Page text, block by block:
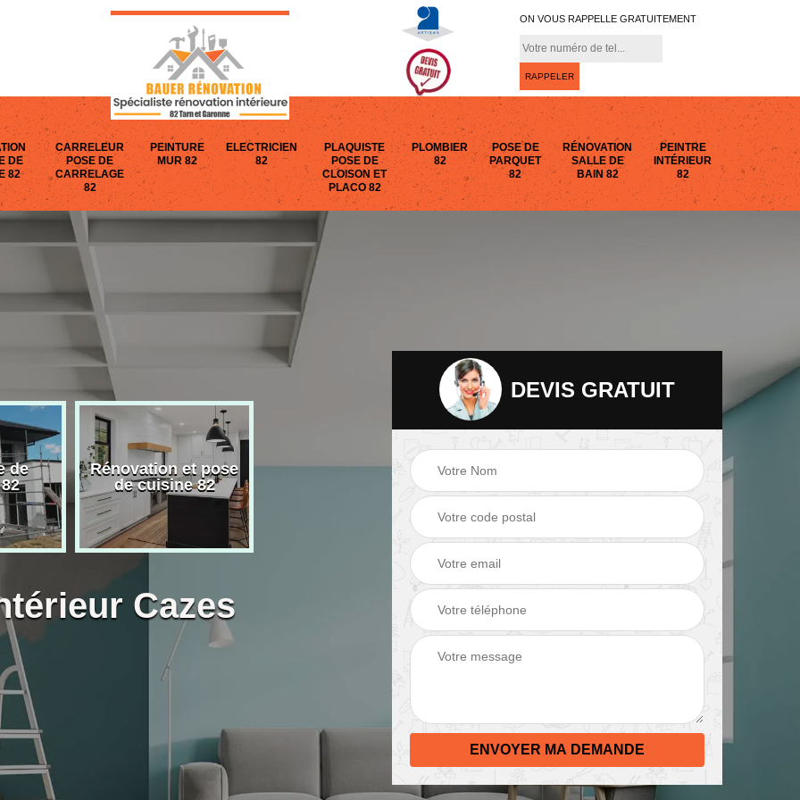
ON VOUS RAPPELLE GRATUITEMENT
DE
82
CARRELEUR
POSE DE
CARRELAGE
82
PEINTURE
MUR 82
ELECTRICIEN
82
PLAQUISTE
POSE DE
CLOISON ET
PLACO 82
PLOMBIER
82
POSE DE
PARQUET
82
RÉNOVATION
SALLE DE
BAIN 82
PEINTRE
INTÉRIEUR
82
de
Rénovation et pose
de cuisine 82
Carreleur pose de
Peinture mur 82 Electricien 82
Cazes
DEVIS GRATUIT